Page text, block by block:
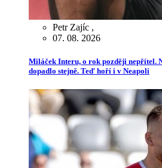
Petr Zajíc ,
07. 08. 2026
Miláček Interu, o rok později nepřítel.
dopadlo stejně. Teď hoří i v Neapoli